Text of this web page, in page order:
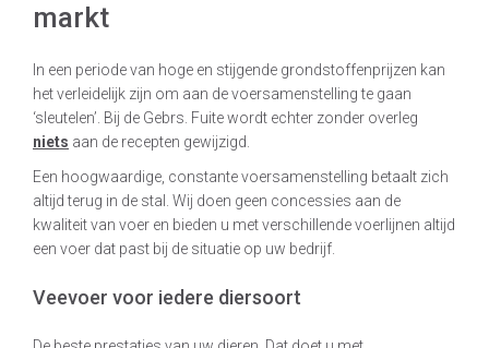
markt
In een periode van hoge en stijgende grondstoffenprijzen kan
het verleidelijk zijn om aan de voersamenstelling te gaan
‘sleutelen’. Bij de Gebrs. Fuite wordt echter zonder overleg
niets aan de recepten gewijzigd.
Een hoogwaardige, constante voersamenstelling betaalt zich
altijd terug in de stal. Wij doen geen concessies aan de
kwaliteit van voer en bieden u met verschillende voerlijnen altijd
een voer dat past bij de situatie op uw bedrijf.
Veevoer voor iedere diersoort